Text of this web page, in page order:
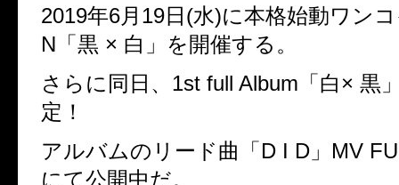
2019年6月19日(水)に本格始動ワン
N「黒 × 白」を開催する。
さらに同日、1st full Album「白× 黒
定！
アルバムのリード曲「D I D」MV
にて公開中だ。